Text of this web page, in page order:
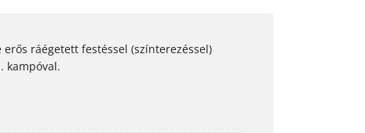
ráégetett festéssel (színterezéssel)
kampóval.